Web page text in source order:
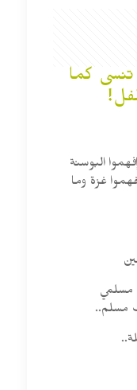
كما
البوسنة
غزة وما
مسلمي